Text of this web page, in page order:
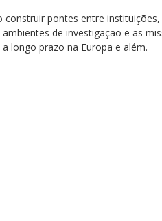
pontes entre instituições,
de investigação e as
longo prazo na Europa e além.